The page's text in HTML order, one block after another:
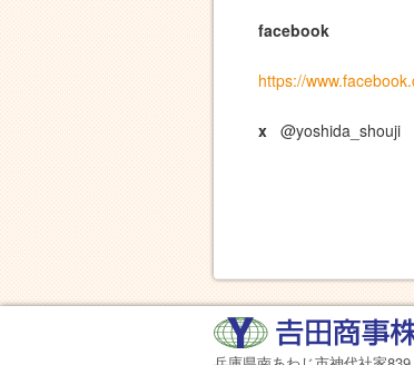
facebook
https://
x @yoshida_shouji